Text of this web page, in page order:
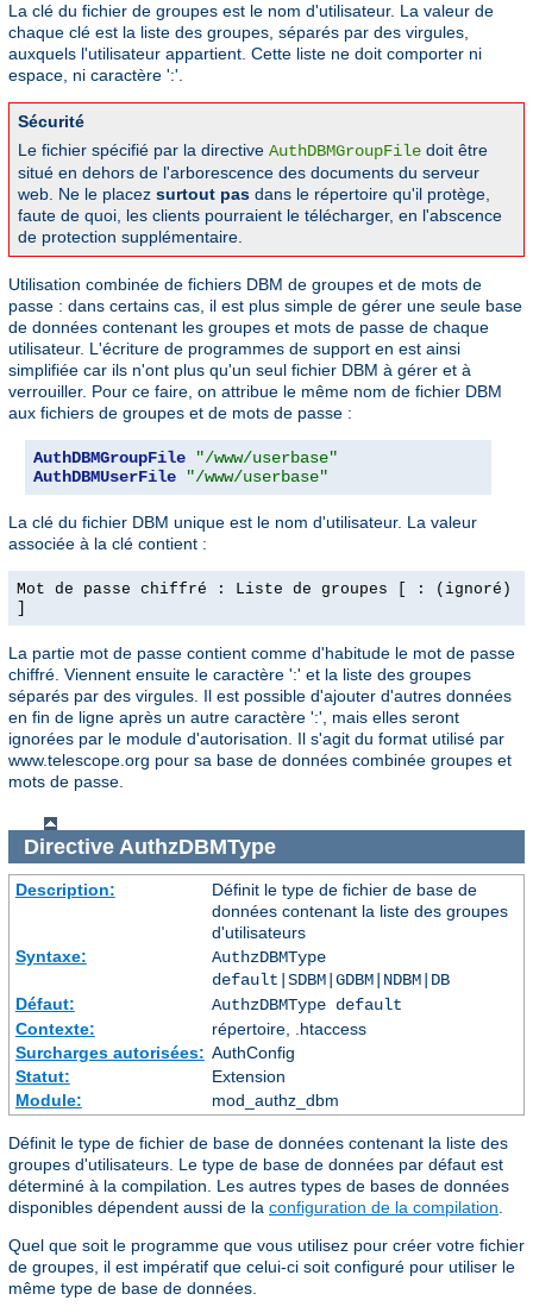
La clé du fichier de groupes est le nom d'utilisateur. La valeur de
chaque clé est la liste des groupes, séparés par des virgules,
auxquels l'utilisateur appartient. Cette liste ne doit comporter ni
espace, ni caractère ':'.
Sécurité
Le fichier spécifié par la directive AuthDBMGroupFile doit être
situé en dehors de l'arborescence des documents du serveur
web. Ne le placez surtout pas dans le répertoire qu'il protège,
faute de quoi, les clients pourraient le télécharger, en l'abscence
de protection supplémentaire.
Utilisation combinée de fichiers DBM de groupes et de mots de
passe : dans certains cas, il est plus simple de gérer une seule base
de données contenant les groupes et mots de passe de chaque
utilisateur. L'écriture de programmes de support en est ainsi
simplifiée car ils n'ont plus qu'un seul fichier DBM à gérer et à
verrouiller. Pour ce faire, on attribue le même nom de fichier DBM
aux fichiers de groupes et de mots de passe :
AuthDBMGroupFile
"/www/userbase"
AuthDBMUserFile
"/www/userbase"
La clé du fichier DBM unique est le nom d'utilisateur. La valeur
associée à la clé contient :
Mot de passe chiffré : Liste de groupes [ : (ignoré)
La partie mot de passe contient comme d'habitude le mot de passe
chiffré. Viennent ensuite le caractère ':' et la liste des groupes
séparés par des virgules. Il est possible d'ajouter d'autres données
en fin de ligne après un autre caractère ':', mais elles seront
ignorées par le module d'autorisation. Il s'agit du format utilisé par
www.telescope.org pour sa base de données combinée groupes et
mots de passe.
Directive AuthzDBMType
Description:
Définit le type de fichier de base de
données contenant la liste des groupes
d'utilisateurs
Syntaxe:
AuthzDBMType
default|SDBM|GDBM|NDBM|DB
Défaut:
AuthzDBMType default
Contexte:
répertoire, .htaccess
Surcharges autorisées: AuthConfig
Statut:
Extension
Module:
mod_authz_dbm
Définit le type de fichier de base de données contenant la liste des
groupes d'utilisateurs. Le type de base de données par défaut est
déterminé à la compilation. Les autres types de bases de données
disponibles dépendent aussi de la configuration de la compilation.
Quel que soit le programme que vous utilisez pour créer votre fichier
de groupes, il est impératif que celui-ci soit configuré pour utiliser le
même type de base de données.